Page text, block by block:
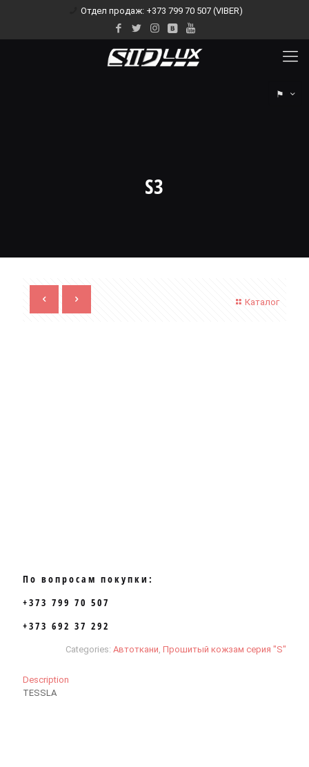
Отдел продаж: +373 799 70 507 (VIBER)
⚑
S3
Каталог
По вопросам покупки:
+373 799 70 507
+373 692 37 292
Categories: Автоткани Прошитый кожзам серия "S"
Description
TESSLA